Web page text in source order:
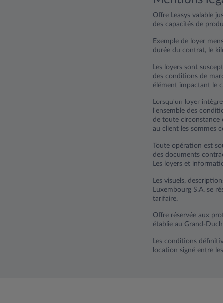
Offre Leasys valable
des capacités de
Exemple de loyer
durée du contrat, le
Les loyers sont
des conditions de
élément impactant le
Lorsqu'un loyer
l'ensemble des
de toute circonstance
au client les sommes
Toute opération est
des documents
Les loyers et
Les visuels,
Luxembourg S.A. se
tarifaire.
Offre réservée aux
établie au Grand-
Les conditions
location signé entre